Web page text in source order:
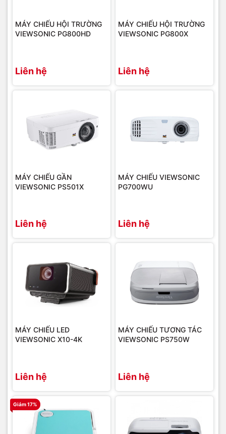
MÁY CHIẾU HỘI TRƯỜNG
VIEWSONIC PG800HD
Liên hệ
MÁY CHIẾU HỘI TRƯỜNG
VIEWSONIC PG800X
Liên hệ
MÁY CHIẾU GẦN
VIEWSONIC PS501X
Liên hệ
MÁY CHIẾU VIEWSONIC
PG700WU
Liên hệ
MÁY CHIẾU LED
VIEWSONIC X10-4K
Liên hệ
MÁY CHIẾU TƯƠNG TÁC
VIEWSONIC PS750W
Liên hệ
Giảm 17%